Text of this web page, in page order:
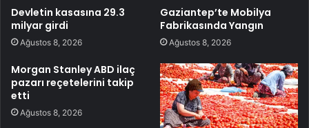
Devletin kasasına 29.3
milyar girdi
Ağustos 8, 2026
Gaziantep’te Mobilya
Fabrikasında Yangın
Ağustos 8, 2026
Morgan Stanley ABD ilaç
pazarı reçetelerini takip
etti
Ağustos 8, 2026